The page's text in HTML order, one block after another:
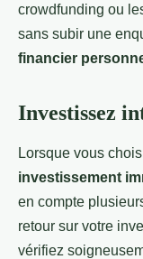
crowdfunding ou
sans subir une
financier
Investissez
Lorsque vous
investissement
en compte
retour sur votre
vérifiez